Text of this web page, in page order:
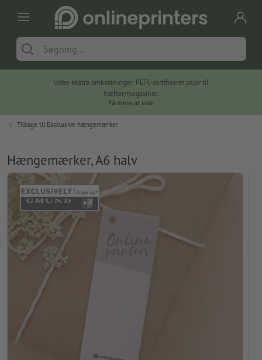
Uden ekstra omkostninger: PEFC-certificeret papir til
hæfter/magasiner.
Få mere at vide
Tilbage til Eksklusive hængemærker
Hængemærker, A6 halv